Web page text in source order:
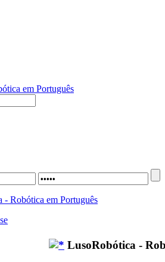
em Português
- Robótica em Português
LusoRobótica -